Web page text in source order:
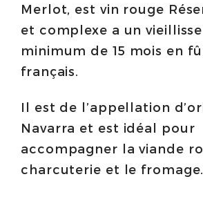
Merlot, est vin rouge
et complexe a un
minimum de 15 mois en
français.
Il est de l’appellation
Navarra et est idéal pour
accompagner la viande
charcuterie et le fromage.